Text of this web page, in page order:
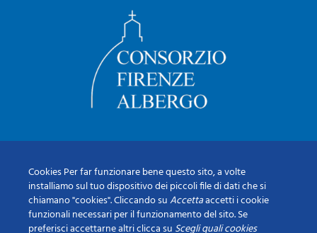
Cookies Per far funzionare bene questo sito, a volte
installiamo sul tuo dispositivo dei piccoli file di dati che si
chiamano "cookies". Cliccando suAccettaaccetti i cookie
funzionali necessari per il funzionamento del sito. Se
preferisci accettarne altri clicca su Scegli quali cookies